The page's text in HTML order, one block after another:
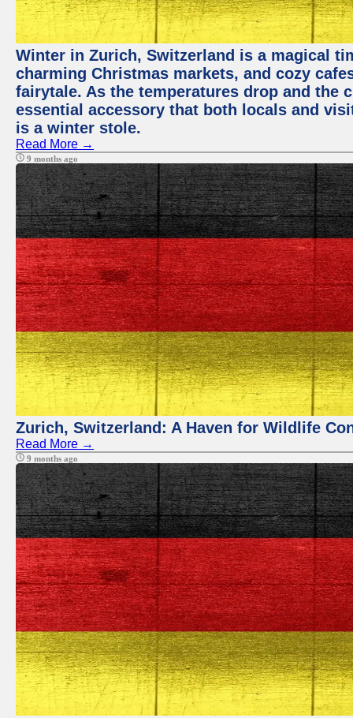
Winter in Zurich, Switzerland is a magical
charming Christmas markets, and cozy
fairytale. As the temperatures drop and the
essential accessory that both locals and
is a winter stole.
Read More →
9 months ago
Zurich, Switzerland: A Haven for Wildlife
Read More →
9 months ago